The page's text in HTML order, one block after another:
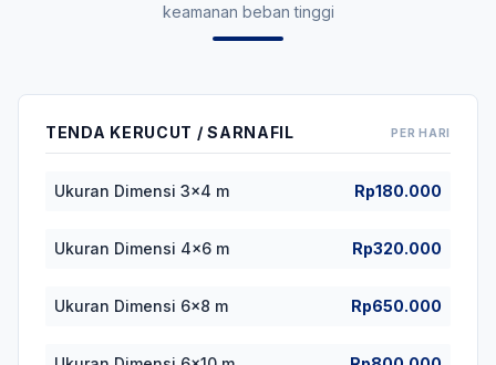
keamanan beban tinggi
TENDA KERUCUT / SARNAFIL PER HARI
Ukuran Dimensi 3x4 m Rp180.000
Ukuran Dimensi 4x6 m Rp320.000
Ukuran Dimensi 6x8 m Rp650.000